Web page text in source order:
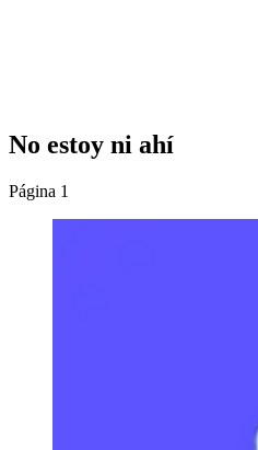
No estoy ni ahí
Página 1